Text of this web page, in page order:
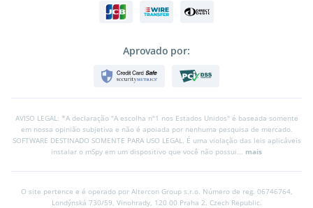
Aprovado por:
AVISO LEGAL: *A declaração "A escolha nº1 nos Estados Unidos" é baseada somente
em nossa opinião subjetiva e não é apoiada por nenhuma pesquisa de mercado.
SOFTWARE DESTINADO SOMENTE PARA USO LEGAL. É uma violação das leis aplicáveis
instalar o mSpy em um dispositivo que você não possui... mais
O site pertence e é operado por Altercon Group s.r.o. Número de reg. 06746764,
Londýnská 730/59, Vinohrady, 120 00 Praha 2, Czech Republic.